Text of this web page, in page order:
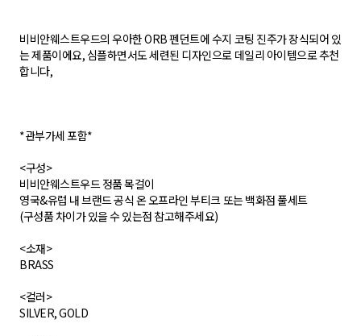
비비안웨스트우드의 우아한 ORB 펜던트에 수지 코팅 진주가 장식되어 있
는 제품이에요, 심플하면서도 세련된 디자인으로 데일리 아이템으로 추천
합니다,
*관부가세 포함*
<구성>
비비안웨스트우드 정품 목걸이
영국&유럽 내 브랜드 공식 온 오프라인 부티크 또는 백화점 풀세트
(구성품 차이가 있을 수 있는점 참고해주세요)
<소재>
BRASS
<컬러>
SILVER, GOLD